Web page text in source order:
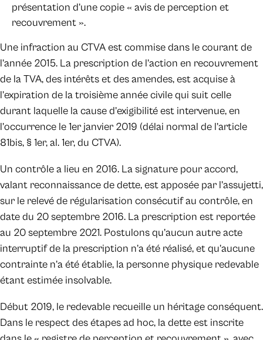
présentation d’une copie « avis de perception et
recouvrement ».
Une infraction au CTVA est commise dans le courant de
l’année 2015. La prescription de l’action en recouvrement
de la TVA, des intérêts et des amendes, est acquise à
l’expiration de la troisième année civile qui suit celle
durant laquelle la cause d’exigibilité est intervenue, en
l’occurrence le 1er janvier 2019 (délai normal de l’article
81bis, § 1er, al. 1er, du CTVA).
Un contrôle a lieu en 2016. La signature pour accord,
valant reconnaissance de dette, est apposée par l’assujetti,
sur le relevé de régularisation consécutif au contrôle, en
date du 20 septembre 2016. La prescription est reportée
au 20 septembre 2021. Postulons qu’aucun autre acte
interruptif de la prescription n’a été réalisé, et qu’aucune
contrainte n’a été établie, la personne physique redevable
étant estimée insolvable.
Début 2019, le redevable recueille un héritage conséquent.
Dans le respect des étapes ad hoc, la dette est inscrite